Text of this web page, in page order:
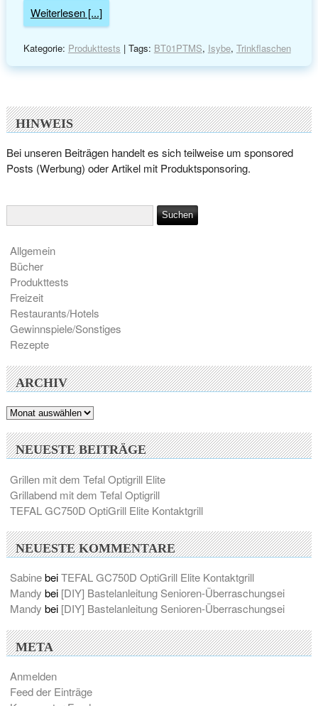
Weiterlesen [...]
Kategorie: Produkttests | Tags: BT01PTMS, Isybe, Trinkflaschen
HINWEIS
Bei unseren Beiträgen handelt es sich teilweise um sponsored
Posts (Werbung) oder Artikel mit Produktsponsoring.
Allgemein
Bücher
Produkttests
Freizeit
Restaurants/Hotels
Gewinnspiele/Sonstiges
Rezepte
ARCHIV
Archiv
NEUESTE BEITRÄGE
Grillen mit dem Tefal Optigrill Elite
Grillabend mit dem Tefal Optigrill
TEFAL GC750D OptiGrill Elite Kontaktgrill
NEUESTE KOMMENTARE
SabinebeiTEFAL GC750D OptiGrill Elite Kontaktgrill
Mandy bei [DIY] Bastelanleitung Senioren-Überraschungsei
Mandy bei [DIY] Bastelanleitung Senioren-Überraschungsei
META
Anmelden
Feed der Einträge